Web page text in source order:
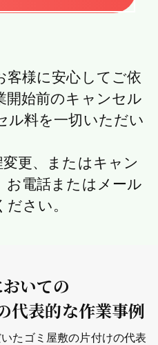
客様に安心してご依
開始前のキャンセル
ル料を一切いただい
更、またはキャン
お電話またはメール
さい。
いての
代表的な作業事例
たゴミ屋敷の片付けの代表